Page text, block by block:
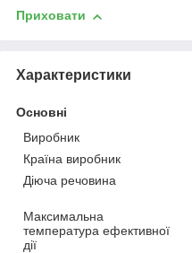
Приховати
Характеристики
Основні
Виробник
Країна виробник
Діюча речовина
Максимальна
температура ефективної
дії